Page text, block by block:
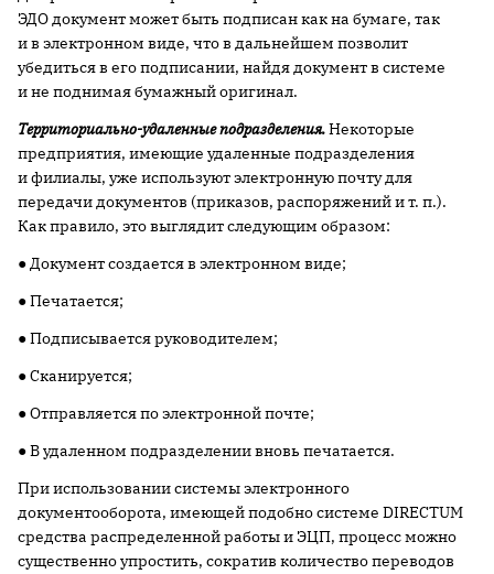
ЭДО документ может быть подписан как на бумаге, так
и в электронном виде, что в дальнейшем позволит
убедиться в его подписании, найдя документ в системе
и не поднимая бумажный оригинал.
Территориально-удаленные подразделения.Некоторые
предприятия, имеющие удаленные подразделения
и филиалы, уже используют электронную почту для
передачи документов (приказов, распоряжений и т. п.).
Как правило, это выглядит следующим образом:
● Документ создается в электронном виде;
● Печатается;
● Подписывается руководителем;
● Сканируется;
● Отправляется по электронной почте;
● В удаленном подразделении вновь печатается.
При использовании системы электронного
документооборота, имеющей подобно системе DIRECTUM
средства распределенной работы и ЭЦП, процесс можно
существенно упростить, сократив количество переводов